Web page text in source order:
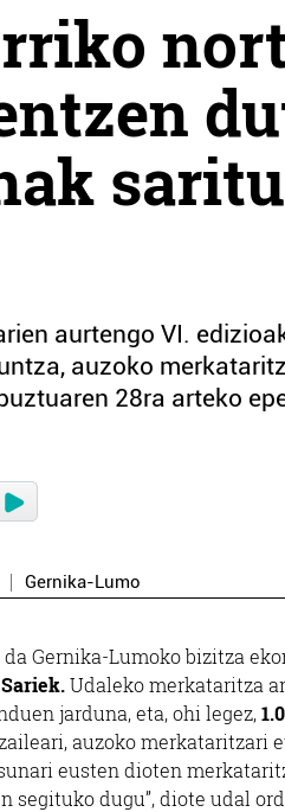
aurtengo VI.
auzoko
28ra arteko
Gernika-Lumo
Gernika-Lumoko bizitza
Udaleko merkataritza
jarduna, eta, ohi legez,
auzoko merkataritzari
eusten dioten
segituko dugu”, diote udal